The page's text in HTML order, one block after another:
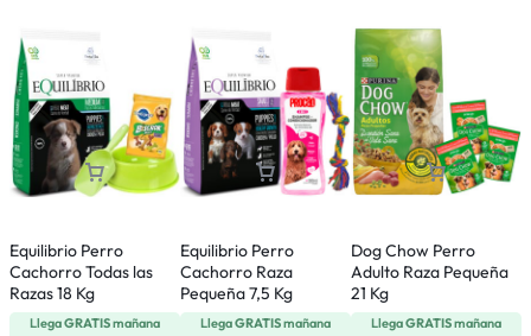
Equilibrio Perro
Cachorro Todas las
Razas 18 Kg
LlegaGRATISmañana
Equilibrio Perro
Cachorro Raza
Pequeña 7,5 Kg
LlegaGRATISmañana
Dog Chow Perro
Adulto Raza Pequeña
21 Kg
LlegaGRATISmañana